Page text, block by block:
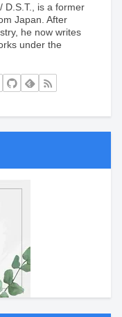
D.S.T., is a former
Japan. After
he now writes
under the